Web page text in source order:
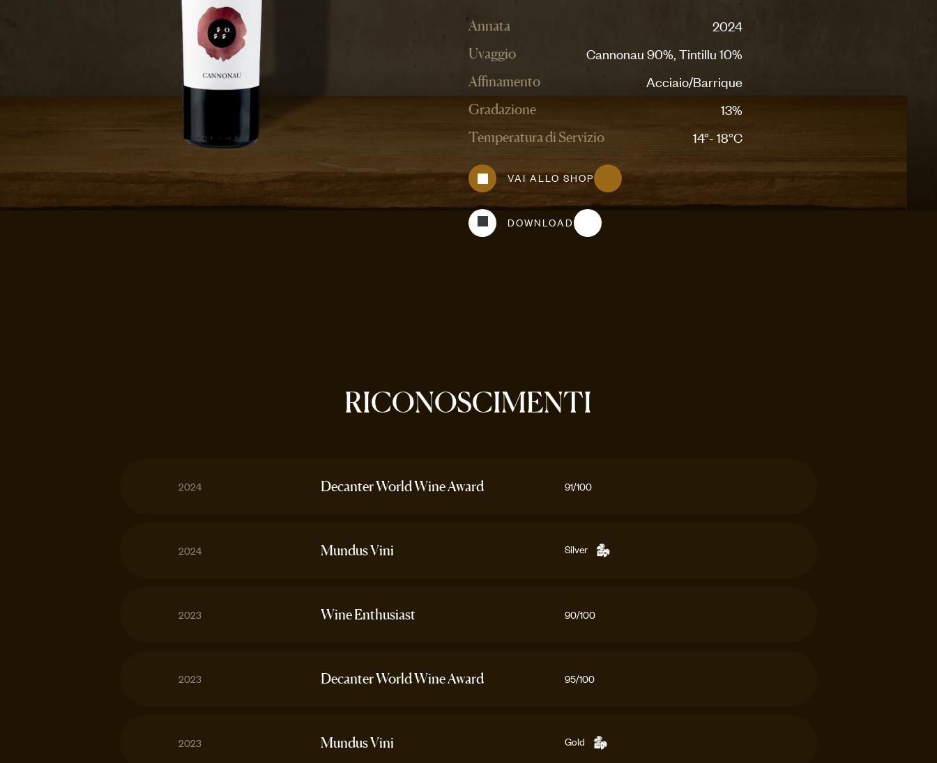
Annata 2024
Uvaggio Cannonau 90%, Tintillu 10%
Affinamento Acciaio/Barrique
Gradazione 13%
Temperatura di Servizio 14°- 18°C
VAI ALLO SHOP
DOWNLOAD
RICONOSCIMENTI
2024 Decanter World Wine Award 91/100
2024 Mundus Vini Silver
2023 Wine Enthusiast 90/100
2023 Decanter World Wine Award 95/100
2023 Mundus Vini Gold